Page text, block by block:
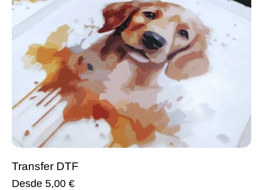
Transfer DTF
Desde 5,00 €